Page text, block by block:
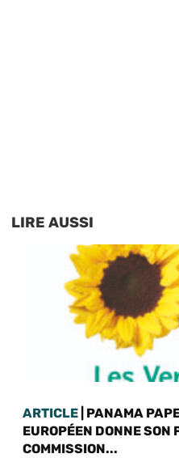
LIRE AUSSI
ARTICLE | PANAMA
EUROPÉEN DONNE SON
COMMISSION...